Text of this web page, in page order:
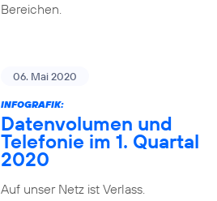
Bereichen.
06. Mai 2020
INFOGRAFIK:
Datenvolumen und
Telefonie im 1. Quartal
2020
Auf unser Netz ist Verlass.